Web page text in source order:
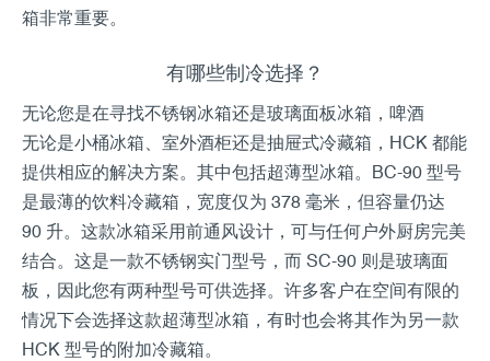
箱非常重要。
有哪些制冷选择？
无论您是在寻找不锈钢冰箱还是玻璃面板冰箱，啤酒
无论是小桶冰箱、室外酒柜还是抽屉式冷藏箱，HCK 都能
提供相应的解决方案。其中包括超薄型冰箱。BC-90 型号
是最薄的饮料冷藏箱，宽度仅为 378 毫米，但容量仍达
90 升。这款冰箱采用前通风设计，可与任何户外厨房完美
结合。这是一款不锈钢实门型号，而 SC-90 则是玻璃面
板，因此您有两种型号可供选择。许多客户在空间有限的
情况下会选择这款超薄型冰箱，有时也会将其作为另一款
HCK 型号的附加冷藏箱。